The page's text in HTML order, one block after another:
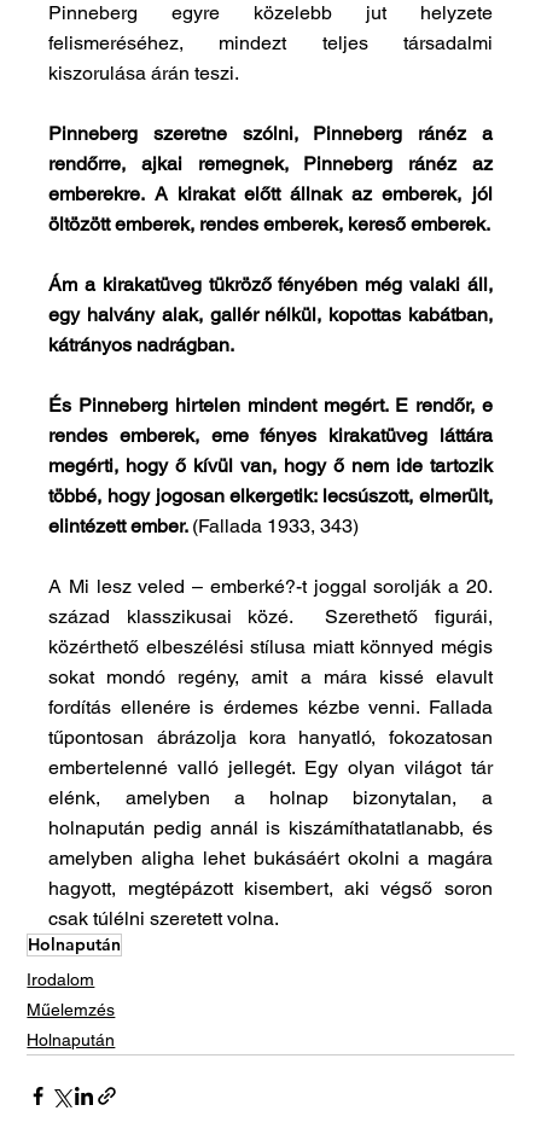
Pinneberg egyre közelebb jut helyzete
felismeréséhez, mindezt teljes társadalmi
kiszorulása árán teszi.
Pinneberg szeretne szólni, Pinneberg ránéz a
rendőrre, ajkai remegnek, Pinneberg ránéz az
emberekre. A kirakat előtt állnak az emberek, jól
öltözött emberek, rendes emberek, kereső emberek.
Ám a kirakatüveg tükröző fényében még valaki áll,
egy halvány alak, gallér nélkül, kopottas kabátban,
kátrányos nadrágban.
És Pinneberg hirtelen mindent megért. E rendőr, e
rendes emberek, eme fényes kirakatüveg láttára
megérti, hogy ő kívül van, hogy ő nem ide tartozik
többé, hogy jogosan elkergetik: lecsúszott, elmerült,
elintézett ember. (Fallada 1933, 343)
A Mi lesz veled – emberké?-t joggal sorolják a 20.
század klasszikusai közé.  Szerethető figurái,
közérthető elbeszélési stílusa miatt könnyed mégis
sokat mondó regény, amit a mára kissé elavult
fordítás ellenére is érdemes kézbe venni. Fallada
tűpontosan ábrázolja kora hanyatló, fokozatosan
embertelenné valló jellegét. Egy olyan világot tár
elénk, amelyben a holnap bizonytalan, a
holnapután pedig annál is kiszámíthatatlanabb, és
amelyben aligha lehet bukásáért okolni a magára
hagyott, megtépázott kisembert, aki végső soron
csak túlélni szeretett volna.
Holnapután
Irodalom
Műelemzés
Holnapután